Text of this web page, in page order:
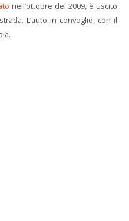
nell’ottobre del 2009, è uscito
L’auto in convoglio, con il